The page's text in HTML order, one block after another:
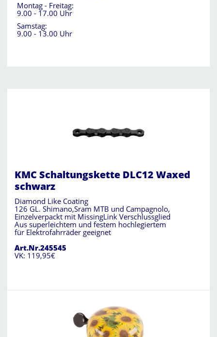
Montag - Freitag:
9.00 - 17.00 Uhr
Samstag:
9.00 - 13.00 Uhr
KMC Schaltungskette DLC12 Waxed
schwarz
Diamond Like Coating
126 GL. Shimano,Sram MTB und Campagnolo,
Einzelverpackt mit MissingLink Verschlussglied
Aus superleichtem und festem hochlegiertem
für Elektrofahrräder geeignet
Art.Nr.245545
VK: 119,95€